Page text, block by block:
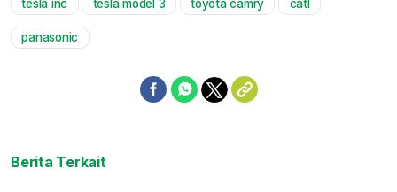
tesla inc tesla model 3 toyota camry catl
panasonic
Berita Terkait